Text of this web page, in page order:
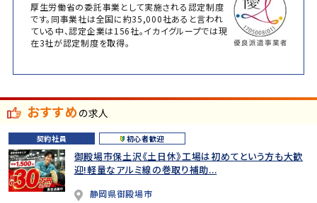
厚生労働省の委託事業として実施される認定制度
です。同事業社は全国に約35,000社あると言われ
ている中、認定企業は156社。イカイグループでは現
在3社が認定制度を取得。
おすすめの求人
契約社員 初心者歓迎
御殿場市保土沢《土日休》工場は初めてという方も大歓
迎!軽量なアルミ線の巻取り補助...
静岡県御殿場市